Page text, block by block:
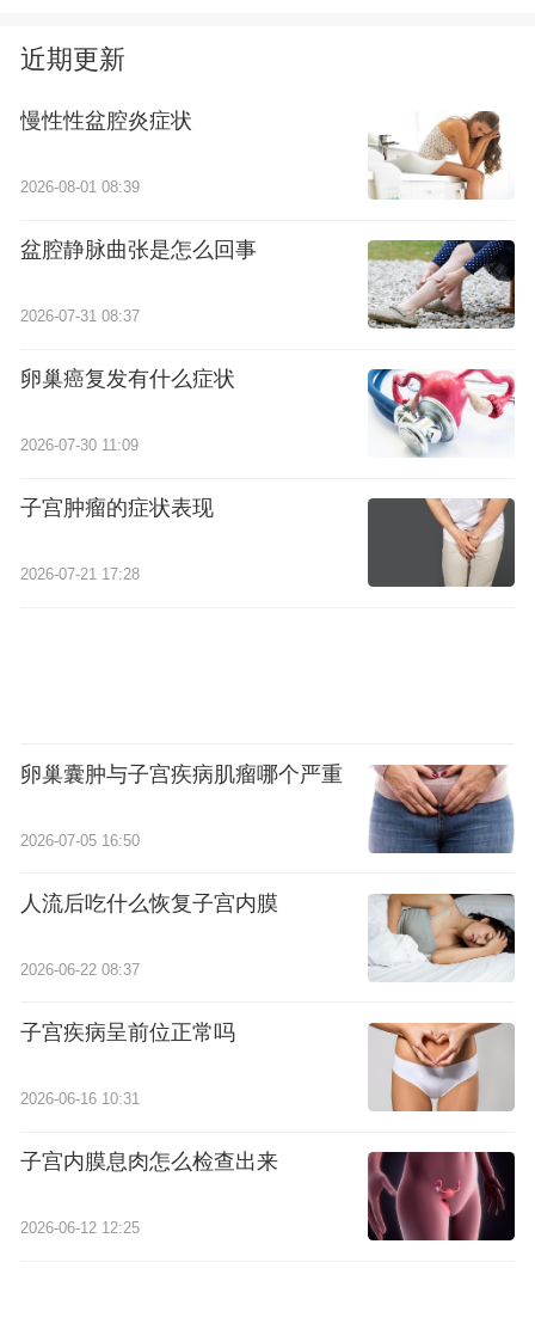
近期更新
慢性性盆腔炎症状
2026-08-01 08:39
盆腔静脉曲张是怎么回事
2026-07-31 08:37
卵巢癌复发有什么症状
2026-07-30 11:09
子宫肿瘤的症状表现
2026-07-21 17:28
卵巢囊肿与子宫疾病肌瘤哪个严重
2026-07-05 16:50
人流后吃什么恢复子宫内膜
2026-06-22 08:37
子宫疾病呈前位正常吗
2026-06-16 10:31
子宫内膜息肉怎么检查出来
2026-06-12 12:25